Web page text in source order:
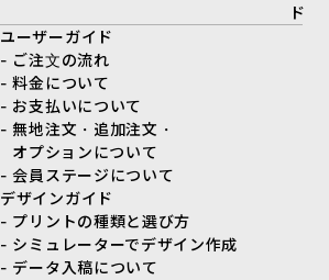
ド
ユーザーガイド
- ご注文の流れ
- 料金について
- お支払いについて
- 無地注文・追加注文・
オプションについて
- 会員ステージについて
デザインガイド
- プリントの種類と選び方
- シミュレーターでデザイン作成
- データ入稿について